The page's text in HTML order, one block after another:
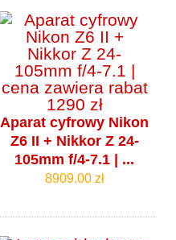
Aparat cyfrowy Nikon
Z6 II + Nikkor Z 24-
105mm f/4‑7.1 | ...
8909.00 zł